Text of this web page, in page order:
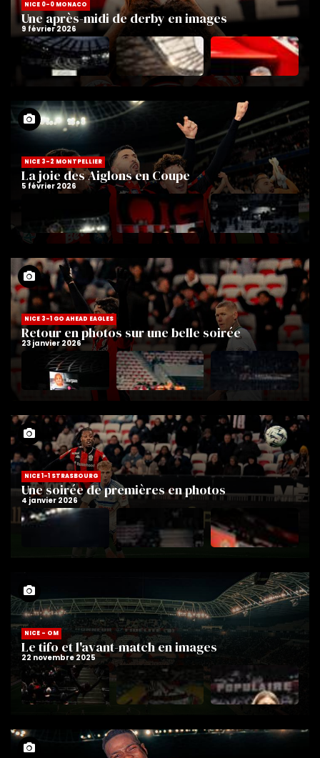
NICE 0-0 MONACO
Une après-midi de derby en images
NICE 3-2 MONTPELLIER
La joie des Aiglons en Coupe
NICE 3-1 GO AHEAD EAGLES
Retour en photos sur une belle soirée
NICE 1-1 STRASBOURG
Une soirée de premières en photos
NICE - OM
Le tifo et l'avant-match en images